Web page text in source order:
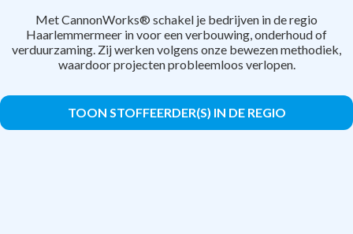
Met CannonWorks® schakel je bedrijven in de regio
Haarlemmermeer in voor een verbouwing, onderhoud of
verduurzaming. Zij werken volgens onze bewezen methodiek,
waardoor projecten probleemloos verlopen.
TOON STOFFEERDER(S) IN DE REGIO